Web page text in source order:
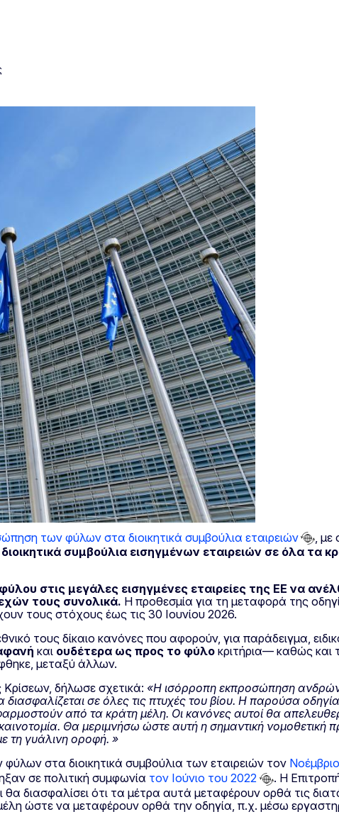
των φύλων στα διοικητικά συμβούλια εταιρειών ,
συμβούλια εισηγμένων εταιρειών σε όλα τα
στις μεγάλες εισηγμένες εταιρείες της ΕΕ να
τους συνολικά. Η προθεσμία για τη μεταφορά της
τους στόχους έως τις 30 Ιουνίου 2026.
τους δίκαιο κανόνες που αφορούν, για παράδειγμα,
και ουδέτερα ως προς το φύλο κριτήρια— καθώς και
μεταξύ άλλων.
Κρίσεων, δήλωσε σχετικά: «Η ισόρροπη εκπροσώπηση ανδρών
σε όλες τις πτυχές του βίου. Η παρούσα
από τα κράτη μέλη. Οι κανόνες αυτοί θα
Θα μεριμνήσω ώστε αυτή η σημαντική
τη γυάλινη οροφή. »
στα διοικητικά συμβούλια των εταιρειών τον
σε πολιτική συμφωνία τον Ιούνιο του 2022
. Η
διασφαλίσει ότι τα μέτρα αυτά μεταφέρουν ορθά τις
ώστε να μεταφέρουν ορθά την οδηγία, π.χ. μέσω